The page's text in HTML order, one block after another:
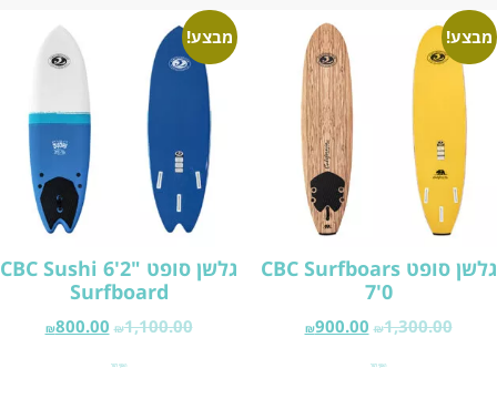
מבצע!
גלשן סופט CBC Surfboars
7'0
₪1,300.00
₪900.00
הוסף לסל
מבצע!
גלשן סופט "2'6 CBC Sushi
Surfboard
₪1,100.00
₪800.00
הוסף לסל